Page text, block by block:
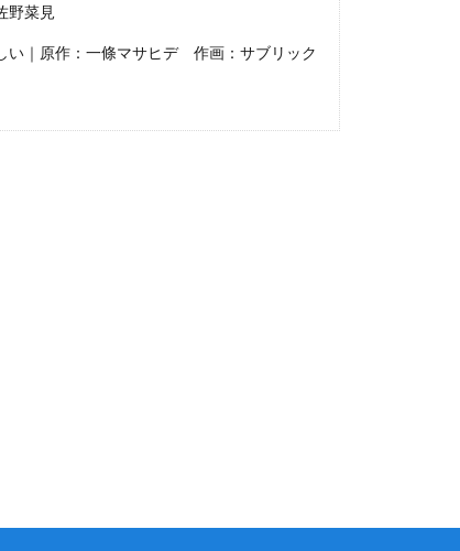
野菜見
い｜原作：一條マサヒデ 作画：サブリック